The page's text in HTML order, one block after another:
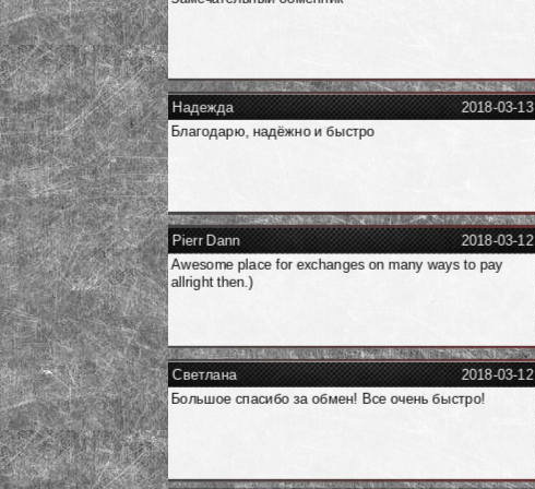
2018-03-13
Надежда
Благодарю, надёжно и быстро
2018-03-12
Pierr Dann
Awesome place for exchanges on many ways to pay
allright then.)
2018-03-12
Светлана
Большое спасибо за обмен! Все очень быстро!